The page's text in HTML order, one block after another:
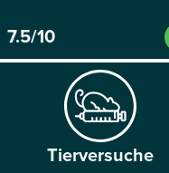
7.5/10
Tier­versuche